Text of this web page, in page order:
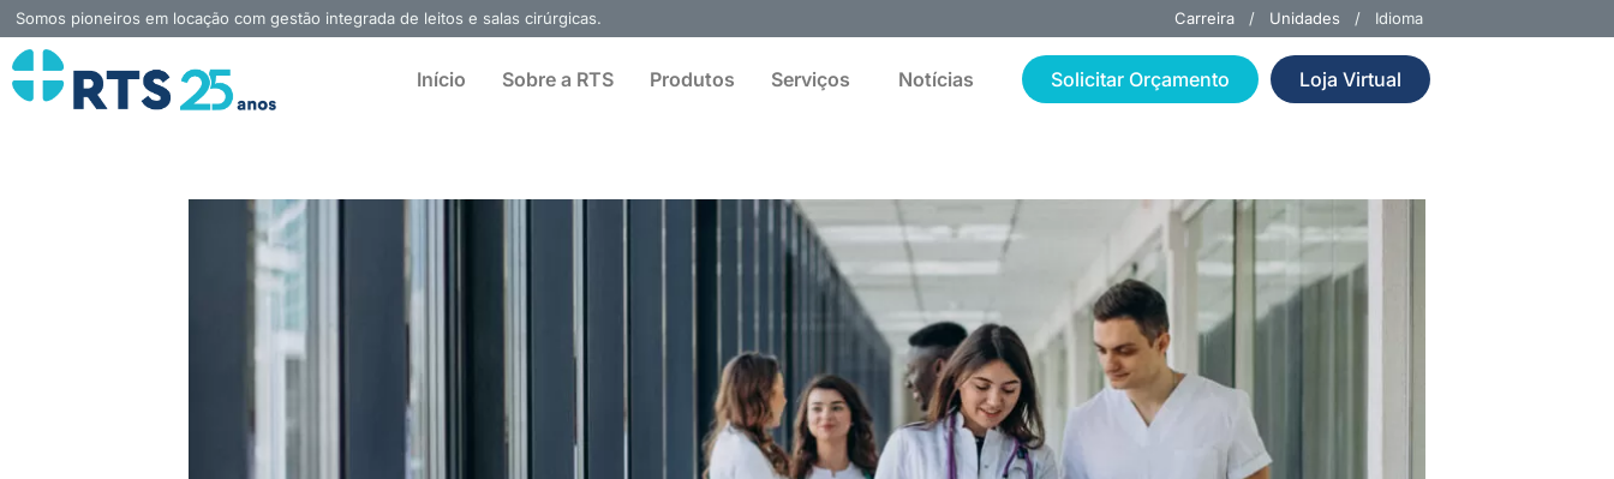
para
conteúdo
Somos pioneiros em locação com gestão integrada de leitos e salas cirúrgicas. Carreira / Unidades / Idioma
Início Sobre a RTS Produtos Serviços Notícias Solicitar Orçamento Loja Virtual